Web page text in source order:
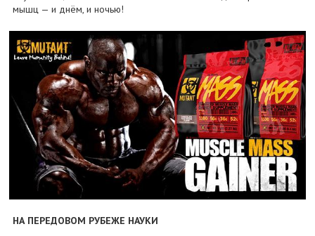
мышц — и днём, и ночью!
НА ПЕРЕДОВОМ РУБЕЖЕ НАУКИ